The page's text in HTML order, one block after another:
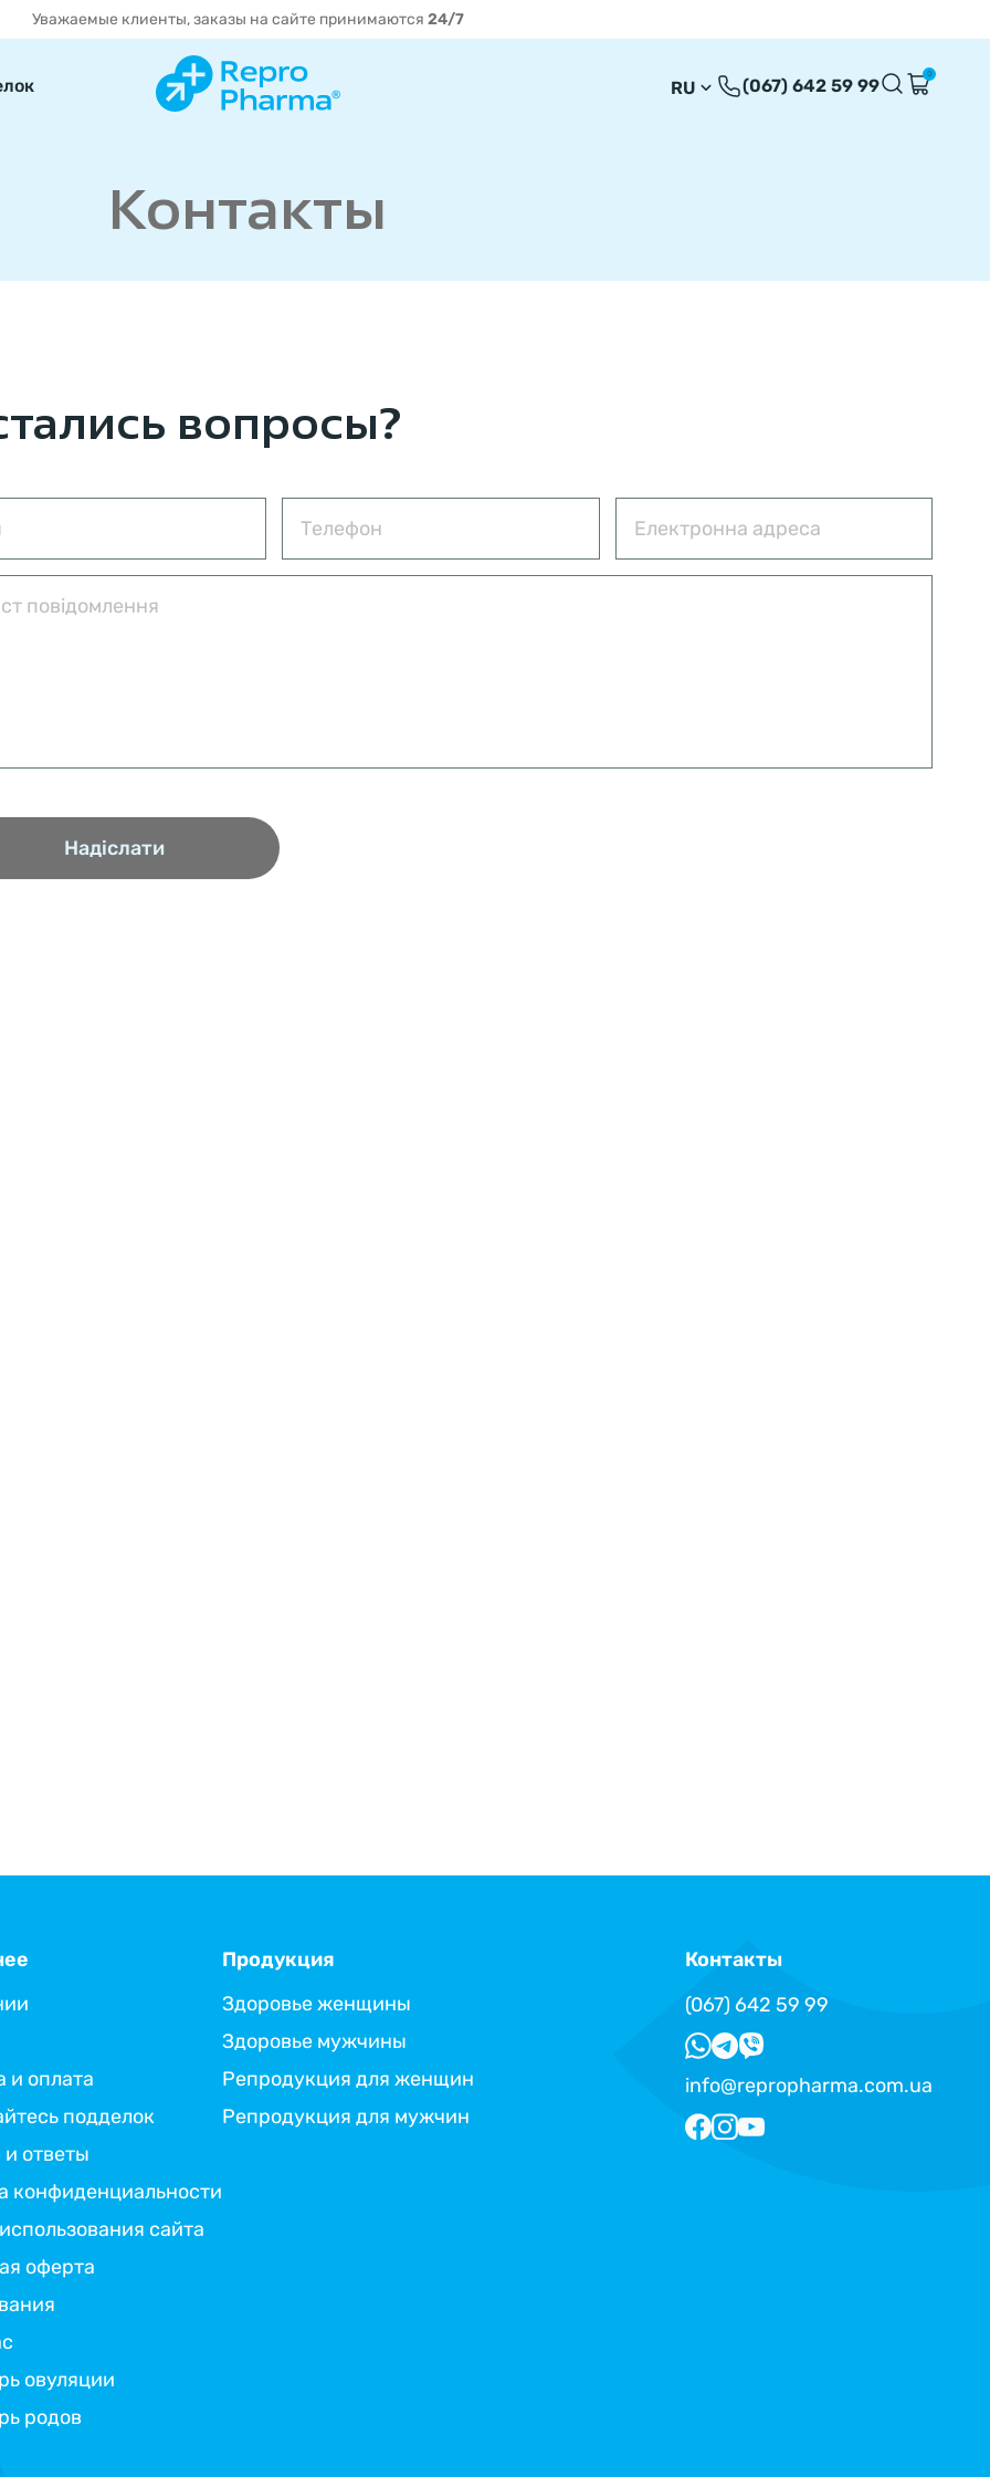
Уважаемые клиенты, заказы на сайте принимаются 24/7
RU (067) 642 59 99
0
Контакты
вопросы?
и оплата
подделок
ответы
конфиденциальности
сайта
оферта
овуляции
родов
Продукция
Здоровье женщины
Здоровье мужчины
Репродукция для женщин
Репродукция для мужчин
Контакты
(067) 642 59 99
info@repropharma.com.ua